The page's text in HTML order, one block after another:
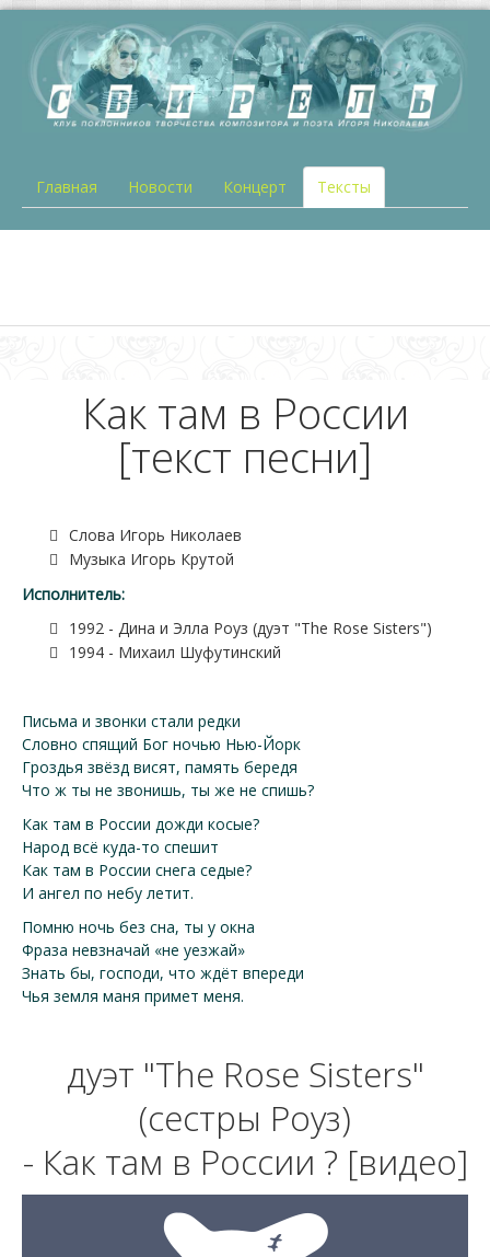
Главная Новости Концерт Тексты
Как там в России
[текст песни]
Слова Игорь Николаев
Музыка Игорь Крутой
Исполнитель:
1992 - Дина и Элла Роуз (дуэт "The Rose Sisters")
1994 - Михаил Шуфутинский
Письма и звонки стали редки
Словно спящий Бог ночью Нью-Йорк
Гроздья звёзд висят, память бередя
Что ж ты не звонишь, ты же не спишь?
Как там в России дожди косые?
Народ всё куда-то спешит
Как там в России снега седые?
И ангел по небу летит.
Помню ночь без сна, ты у окна
Фраза невзначай «не уезжай»
Знать бы, господи, что ждёт впереди
Чья земля маня примет меня.
дуэт "The Rose Sisters"
(сестры Роуз)
- Как там в России ? [видео]